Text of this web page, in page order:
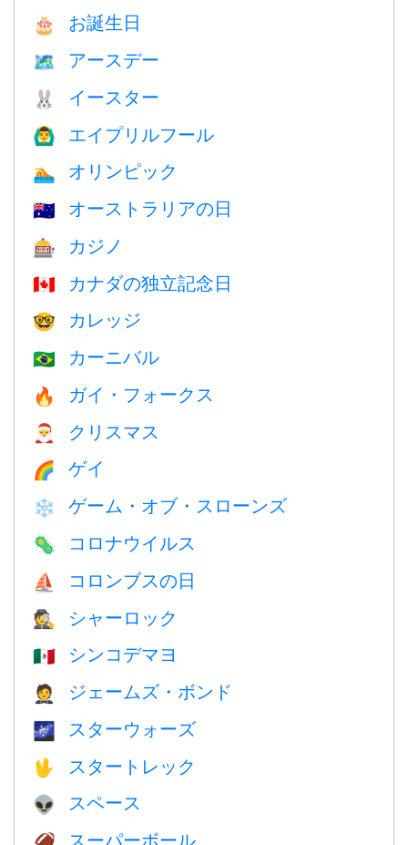
🎂 お誕生日
🗺️ アースデー
🐰 イースター
🙆‍♂️ エイプリルフール
🏊 オリンピック
🇦🇺 オーストラリアの日
🎰 カジノ
🇨🇦 カナダの独立記念日
🤓 カレッジ
🇧🇷 カーニバル
🔥 ガイ・フォークス
🎅 クリスマス
🌈 ゲイ
❄️ ゲーム・オブ・スローンズ
🦠 コロナウイルス
⛵️ コロンブスの日
🕵️ シャーロック
🇲🇽 シンコデマヨ
🤵 ジェームズ・ボンド
🌌 スターウォーズ
🖖 スタートレック
👽 スペース
スーパーボール